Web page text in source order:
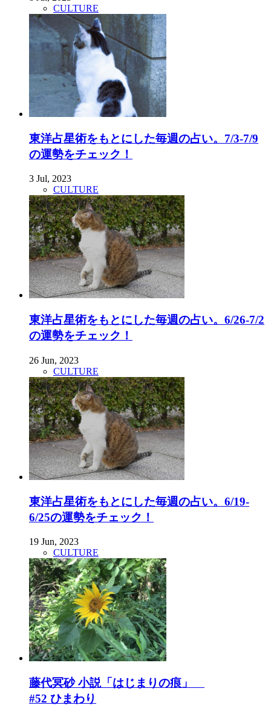
CULTURE
東洋占星術をもとにした毎週の占い。7/3-7/9
の運勢をチェック！
3 Jul, 2023
CULTURE
東洋占星術をもとにした毎週の占い。6/26-7/2
の運勢をチェック！
26 Jun, 2023
CULTURE
東洋占星術をもとにした毎週の占い。6/19-
6/25の運勢をチェック！
19 Jun, 2023
CULTURE
藤代冥砂 小説「はじまりの痕」
#52 ひまわり